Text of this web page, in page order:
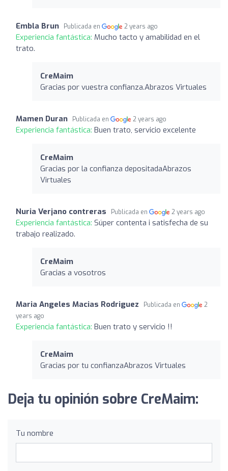
Embla Brun Publicada en 2 years ago
Experiencia fantástica: Mucho tacto y amabilidad en el
trato.
CreMaim
Gracias por vuestra confianza.Abrazos Virtuales
Mamen Duran Publicada en 2 years ago
Experiencia fantástica: Buen trato, servicio excelente
CreMaim
Gracias por la confianza depositadaAbrazos
Virtuales
Nuria Verjano contreras Publicada en 2 years ago
Experiencia fantástica: Súper contenta i satisfecha de su
trabajo realizado.
CreMaim
Gracias a vosotros
Maria Angeles Macias Rodriguez Publicada en
2
years ago
Experiencia fantástica: Buen trato y servicio !!
CreMaim
Gracias por tu confianzaAbrazos Virtuales
Deja tu opinión sobre CreMaim:
Tu nombre